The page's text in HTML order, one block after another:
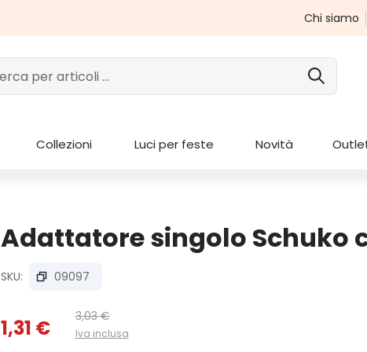
Chi siamo
Collezioni Luci per feste Novità
Adattatore singolo Schuko
SKU: 09097
1,31 € 3,03 €
Iva inclusa